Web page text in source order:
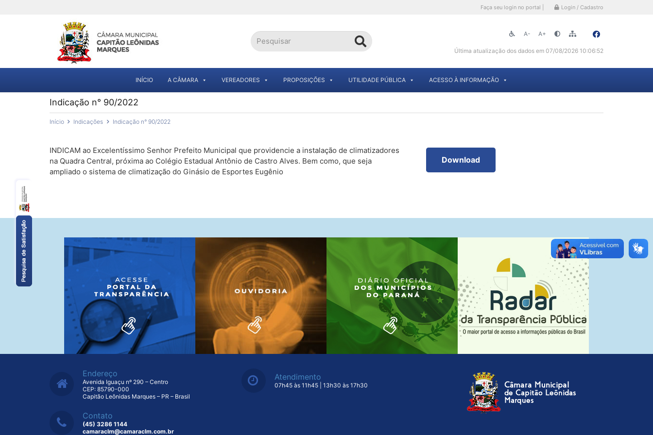
Faça seu login no portal | Login / Cadastro
A- A+
Última atualização dos dados em 07/08/2026 10:06:52
INÍCIO A CÂMARA VEREADORES PROPOSIÇÕES UTILIDADE PÚBLICA ACESSO À INFORMAÇÃO
Indicação n° 90/2022
Início Indicações Indicação n° 90/2022
INDICAM ao Excelentíssimo Senhor Prefeito Municipal que providencie a instalação de climatizadores
na Quadra Central, próxima ao Colégio Estadual Antônio de Castro Alves. Bem como, que seja
ampliado o sistema de climatização do Ginásio de Esportes Eugênio
Download
Endereço
Avenida Iguaçu nº 290 – Centro
CEP: 85790-000
Capitão Leônidas Marques – PR – Brasil
Contato
(45) 3286 1144
camaraclm@camaraclm.com.br
Atendimento
07h45 às 11h45 | 13h30 às 17h30